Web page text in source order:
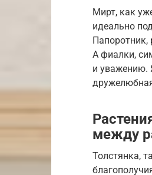
Мирт, как
идеально
Папоротник,
А фиалки,
и уважению.
между
Толстянка,